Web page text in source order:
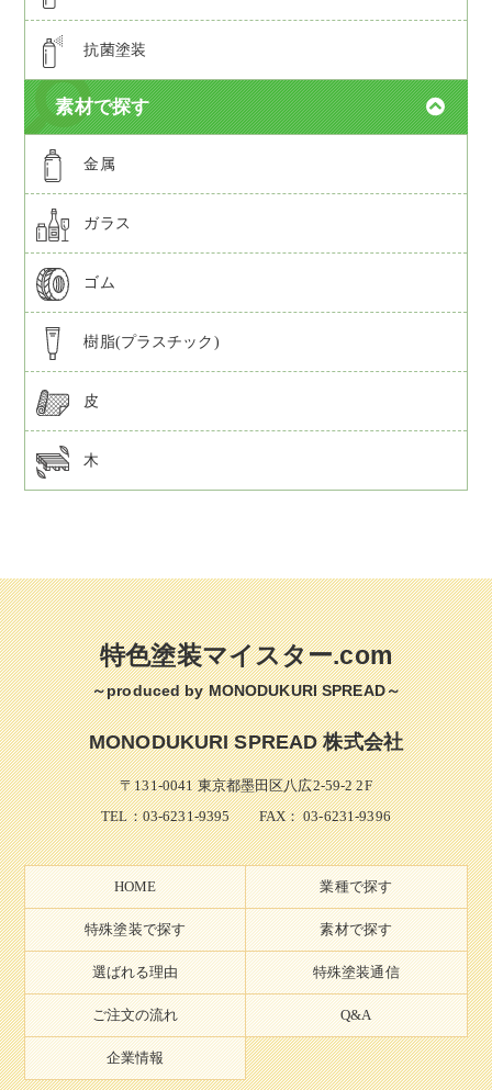
抗菌塗装
素材で探す
金属
ガラス
ゴム
樹脂(プラスチック)
皮
木
特色塗装マイスター.com
～produced by MONODUKURI SPREAD～
MONODUKURI SPREAD 株式会社
〒131-0041 東京都墨田区八広2-59-2 2F
TEL：03-6231-9395FAX： 03-6231-9396
HOME 業種で探す
特殊塗装で探す 素材で探す
選ばれる理由 特殊塗装通信
ご注文の流れ Q&A
企業情報